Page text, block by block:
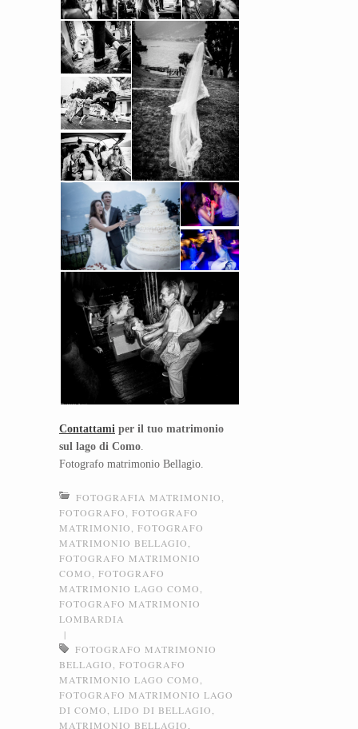
Contattami per il tuo matrimonio
sul lago di Como.
Fotografo matrimonio Bellagio.
FOTOGRAFIA MATRIMONIO
FOTOGRAFO
FOTOGRAFO
MATRIMONIO
FOTOGRAFO
MATRIMONIO BELLAGIO
FOTOGRAFO MATRIMONIO
COMO
FOTOGRAFO
MATRIMONIO LAGO COMO
FOTOGRAFO MATRIMONIO
LOMBARDIA
|
FOTOGRAFO MATRIMONIO
BELLAGIO
FOTOGRAFO
MATRIMONIO LAGO COMO
FOTOGRAFO MATRIMONIO LAGO
DI COMO
LIDO DI BELLAGIO
MATRIMONIO BELLAGIO